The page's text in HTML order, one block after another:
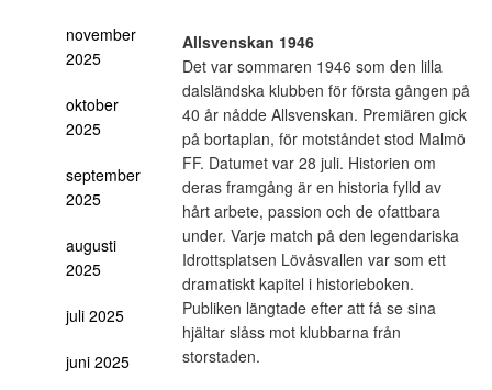
november
2025
oktober
2025
september
2025
augusti
2025
juli 2025
juni 2025
Allsvenskan 1946
Det var sommaren 1946 som den lilla
dalsländska klubben för första gången på
40 år nådde Allsvenskan. Premiären gick
på bortaplan, för motståndet stod Malmö
FF. Datumet var 28 juli. Historien om
deras framgång är en historia fylld av
hårt arbete, passion och de ofattbara
under. Varje match på den legendariska
Idrottsplatsen Lövåsvallen var som ett
dramatiskt kapitel i historieboken.
Publiken längtade efter att få se sina
hjältar slåss mot klubbarna från
storstaden.